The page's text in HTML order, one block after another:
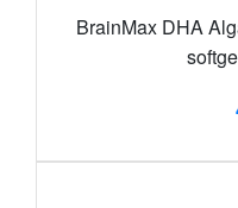
BrainMax DHA